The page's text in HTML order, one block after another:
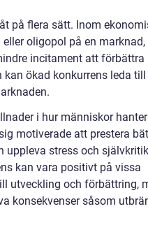
på flera sätt. Inom
oligopol på en
incitament att förbättra
kan ökad konkurrens leda
i hur människor
motiverade att prestera
uppleva stress och
kan vara positivt på vissa
utveckling och förbättring,
konsekvenser såsom